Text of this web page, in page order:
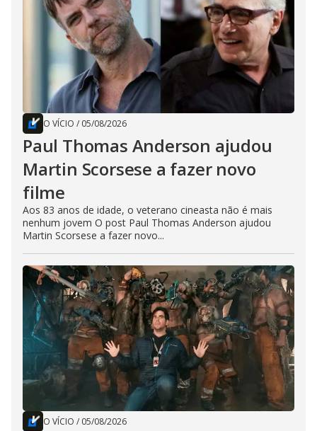
O VÍCIO / 05/08/2026
Paul Thomas Anderson ajudou
Martin Scorsese a fazer novo
filme
Aos 83 anos de idade, o veterano cineasta não é mais
nenhum jovem O post Paul Thomas Anderson ajudou
Martin Scorsese a fazer novo...
O VÍCIO / 05/08/2026